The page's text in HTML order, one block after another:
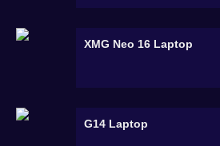
XMG Neo 16 Laptop
G14 Laptop